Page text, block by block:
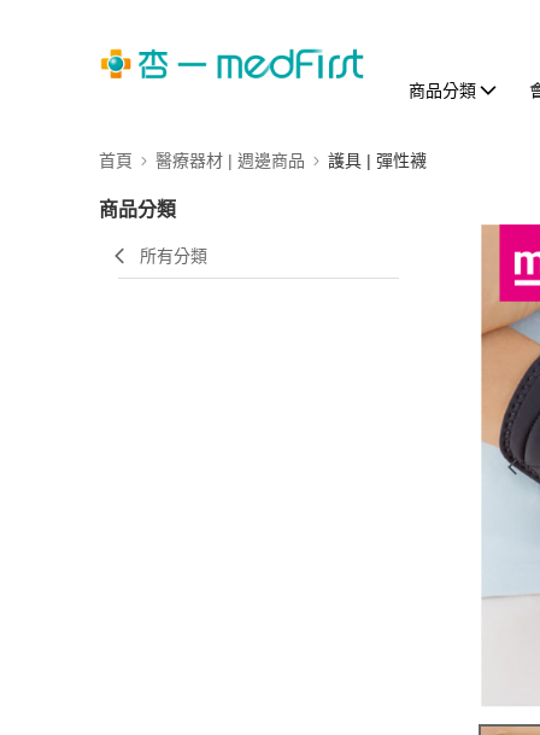
商品分類
首頁 醫療器材 | 週邊商品 護具 | 彈性襪
商品分類
所有分類